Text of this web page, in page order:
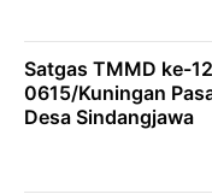
Satgas TMMD ke-
0615/Kuningan
Desa Sindangjawa